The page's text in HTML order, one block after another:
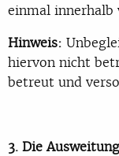
einmal innerhalb
Hinweis:
hiervon nicht
betreut und
3. Die